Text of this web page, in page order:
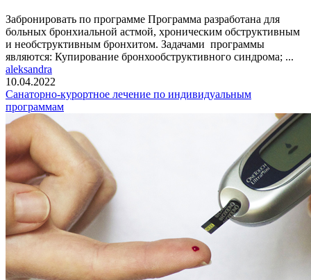
Забронировать по программе Программа разработана для
больных бронхиальной астмой, хроническим обструктивным
и необструктивным бронхитом. Задачами программы
являются: Купирование бронхообструктивного синдрома; ...
aleksandra
10.04.2022
Санаторно-курортное лечение по индивидуальным
программам